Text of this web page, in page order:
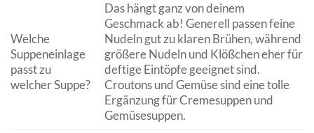
Welche
Suppeneinlage
passt zu
welcher Suppe?
Das hängt ganz von deinem
Geschmack ab! Generell passen feine
Nudeln gut zu klaren Brühen, während
größere Nudeln und Klößchen eher für
deftige Eintöpfe geeignet sind.
Croutons und Gemüse sind eine tolle
Ergänzung für Cremesuppen und
Gemüsesuppen.